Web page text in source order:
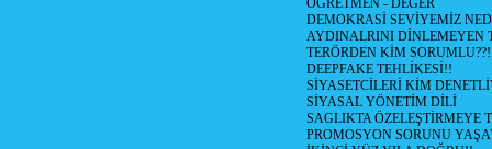
ÖĞRETMEN - DEĞER
DEMOKRASİ SEVİYEMİZ
AYDINALRINI DİNLEMEYEN
TERÖRDEN KİM
DEEPFAKE TEHLİKESİ!!
SİYASETCİLERİ KİM
SİYASAL YÖNETİM DİLİ
SAGLIKTA ÖZELEŞTİRMEYE
PROMOSYON SORUNU